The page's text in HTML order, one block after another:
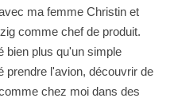
ma femme Christin et
comme chef de produit.
bien plus qu'un simple
prendre l'avion, découvrir de
chez moi dans des